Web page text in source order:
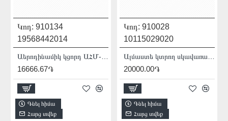
Կոդ: 910134
19568442014
16666.67֏
Գնել հիմա
Հարց տվեք
Կոդ: 910028
10115029020
20000.00֏
Գնել հիմա
Հարց տվեք